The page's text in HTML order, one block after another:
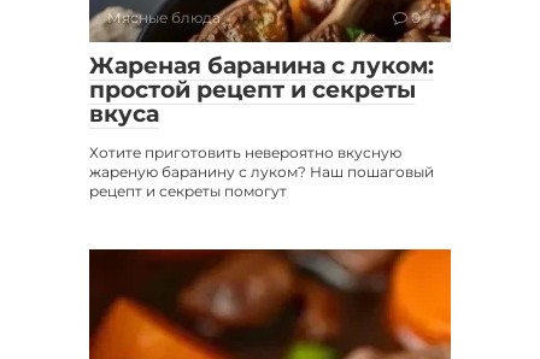
Мясные блюда 0
Жареная баранина с луком:
простой рецепт и секреты
вкуса
Хотите приготовить невероятно вкусную
жареную баранину с луком? Наш пошаговый
рецепт и секреты помогут